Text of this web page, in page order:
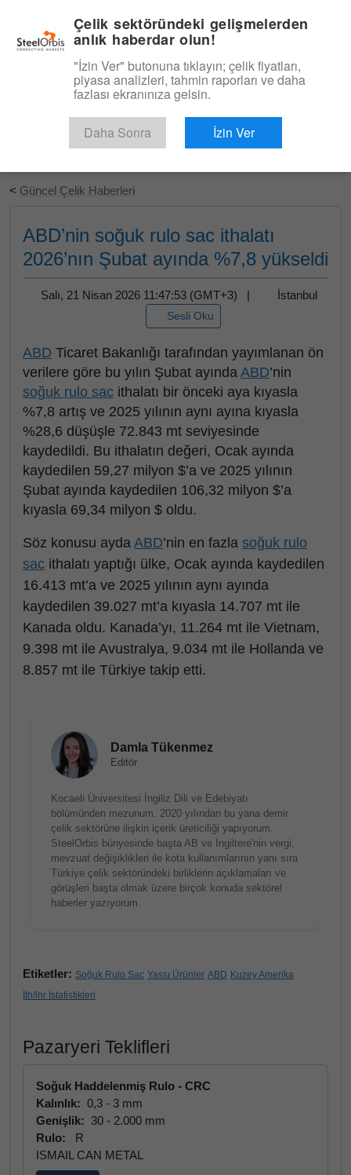
Ücretsiz Deneyin
< Güncel Çelik Haberleri
ABD’nin soğuk rulo sac ithalatı
2026’nın Şubat ayında %7,8 yükseldi
Salı, 21 Nisan 2026 11:47:53 (GMT+3) | İstanbul
Sesli Oku
ABD Ticaret Bakanlığı tarafından yayımlanan ön
verilere göre bu yılın Şubat ayında ABD’nin
soğuk rulo sac ithalatı bir önceki aya kıyasla
%7,8 artış ve 2025 yılının aynı ayına kıyasla
%28,6 düşüşle 72.843 mt seviyesinde
kaydedildi. Bu ithalatın değeri, Ocak ayında
kaydedilen 59,27 milyon $’a ve 2025 yılının
Şubat ayında kaydedilen 106,32 milyon $’a
kıyasla 69,34 milyon $ oldu.
Söz konusu ayda ABD’nin en fazla soğuk rulo
sac ithalatı yaptığı ülke, Ocak ayında kaydedilen
16.413 mt’a ve 2025 yılının aynı ayında
kaydedilen 39.027 mt’a kıyasla 14.707 mt ile
Kanada oldu. Kanada’yı, 11.264 mt ile Vietnam,
9.398 mt ile Avustralya, 9.034 mt ile Hollanda ve
8.857 mt ile Türkiye takip etti.
Damla Tükenmez
Editör
Kocaeli Üniversitesi İngiliz Dili ve Edebiyatı
bölümünden mezunum. 2020 yılından bu yana demir
çelik sektörüne ilişkin içerik üreticiliği yapıyorum.
SteelOrbis bünyesinde başta AB ve İngiltere'nin vergi,
mevzuat değişiklikleri ile kota kullanımlarının yanı sıra
Türkiye çelik sektöründeki birliklerin açıklamaları ve
görüşleri başta olmak üzere birçok konuda sektörel
haberler yazıyorum.
Etiketler: Soğuk Rulo Sac Yassı Ürünler ABD Kuzey Amerika
İth/ihr İstatistikleri
Pazaryeri Teklifleri
Soğuk Haddelenmiş Rulo - CRC
Kalınlık: 0,3 - 3 mm
Genişlik: 30 - 2.000 mm
Rulo:
R
ISMAIL CAN METAL
Çelik sektöründeki gelişmelerden
anlık haberdar olun!
"İzin Ver" butonuna tıklayın; çelik fiyatları,
piyasa analizleri, tahmin raporları ve daha
fazlası ekranınıza gelsin.
Daha Sonra İzin Ver